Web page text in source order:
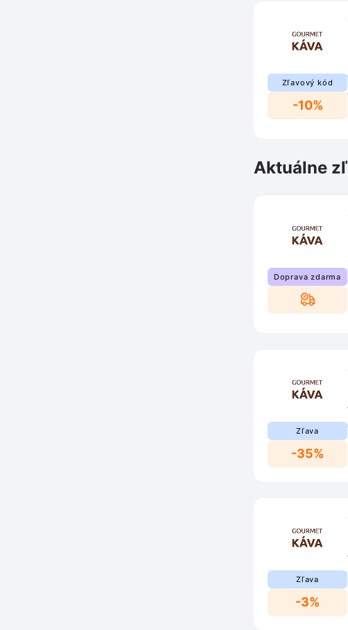
Zľavový kód
-10%
Aktuálne
Doprava zdarma
Zľava
-35%
Zľava
-3%